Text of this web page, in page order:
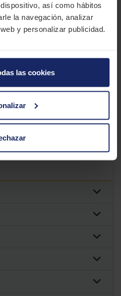
así como hábitos
la navegación, analizar
y personalizar publicidad.
las cookies
9